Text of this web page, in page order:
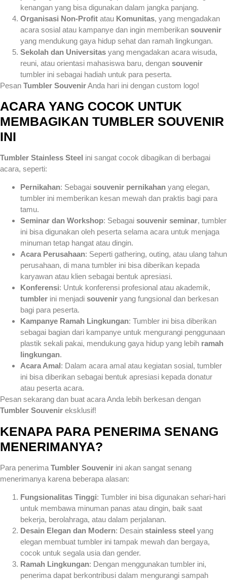
kenangan yang bisa digunakan dalam jangka panjang.
Organisasi Non-Profit atau Komunitas, yang mengadakan
acara sosial atau kampanye dan ingin memberikan souvenir
yang mendukung gaya hidup sehat dan ramah lingkungan.
Sekolah dan Universitas yang mengadakan acara wisuda,
reuni, atau orientasi mahasiswa baru, dengan souvenir
tumbler ini sebagai hadiah untuk para peserta.
Pesan Tumbler SouvenirAnda hari ini dengan custom logo!
ACARA YANG COCOK UNTUK
MEMBAGIKAN TUMBLER SOUVENIR
INI
Tumbler Stainless Steel ini sangat cocok dibagikan di berbagai
acara, seperti:
Pernikahan: Sebagai souvenir pernikahan yang elegan,
tumbler ini memberikan kesan mewah dan praktis bagi para
tamu.
Seminar dan Workshop: Sebagai souvenir seminar, tumbler
ini bisa digunakan oleh peserta selama acara untuk menjaga
minuman tetap hangat atau dingin.
Acara Perusahaan: Seperti gathering, outing, atau ulang tahun
perusahaan, di mana tumbler ini bisa diberikan kepada
karyawan atau klien sebagai bentuk apresiasi.
Konferensi: Untuk konferensi profesional atau akademik,
tumbler ini menjadi souvenir yang fungsional dan berkesan
bagi para peserta.
Kampanye Ramah Lingkungan: Tumbler ini bisa diberikan
sebagai bagian dari kampanye untuk mengurangi penggunaan
plastik sekali pakai, mendukung gaya hidup yang lebih ramah
lingkungan.
Acara Amal: Dalam acara amal atau kegiatan sosial, tumbler
ini bisa diberikan sebagai bentuk apresiasi kepada donatur
atau peserta acara.
Pesan sekarang dan buat acara Anda lebih berkesan dengan
Tumbler Souvenir eksklusif!
KENAPA PARA PENERIMA SENANG
MENERIMANYA?
Para penerima Tumbler Souvenir ini akan sangat senang
menerimanya karena beberapa alasan:
Fungsionalitas Tinggi: Tumbler ini bisa digunakan sehari-hari
untuk membawa minuman panas atau dingin, baik saat
bekerja, berolahraga, atau dalam perjalanan.
Desain Elegan dan Modern: Desain stainless steel yang
elegan membuat tumbler ini tampak mewah dan bergaya,
cocok untuk segala usia dan gender.
Ramah Lingkungan: Dengan menggunakan tumbler ini,
penerima dapat berkontribusi dalam mengurangi sampah